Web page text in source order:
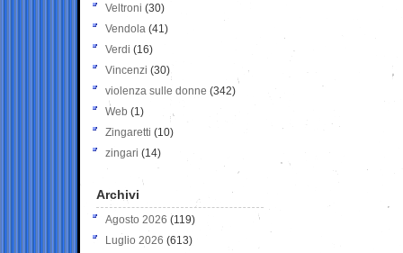
Veltroni (30)
Vendola (41)
Verdi (16)
Vincenzi (30)
violenza sulle donne (342)
Web (1)
Zingaretti (10)
zingari (14)
Archivi
Agosto 2026 (119)
Luglio 2026 (613)